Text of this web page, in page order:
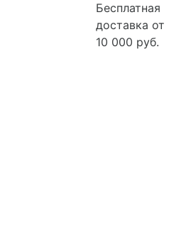
Бесплатная
доставка от
10 000 руб.